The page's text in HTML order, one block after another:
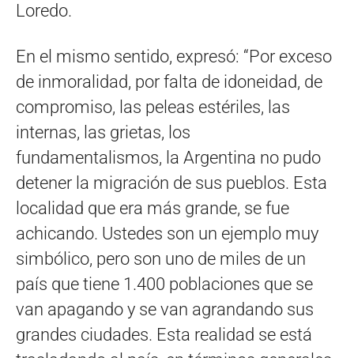
Loredo.
En el mismo sentido, expresó: “Por exceso
de inmoralidad, por falta de idoneidad, de
compromiso, las peleas estériles, las
internas, las grietas, los
fundamentalismos, la Argentina no pudo
detener la migración de sus pueblos. Esta
localidad que era más grande, se fue
achicando. Ustedes son un ejemplo muy
simbólico, pero son uno de miles de un
país que tiene 1.400 poblaciones que se
van apagando y se van agrandando sus
grandes ciudades. Esta realidad se está